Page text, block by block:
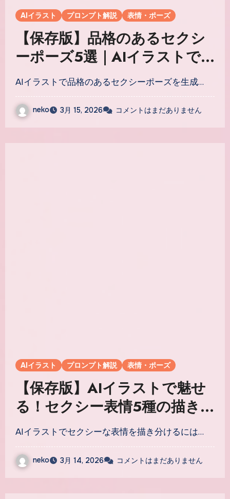
AIイラスト プロンプト解説 表情・ポーズ
【保存版】品格のあるセクシ
ーポーズ5選｜AIイラストで
魅力的なポーズを生成するプ
ロンプト徹底解説
AIイラストで品格のあるセクシーポーズを生成…
neko 3月 15, 2026 コメントはまだありません
AIイラスト プロンプト解説 表情・ポーズ
【保存版】AIイラストで魅せ
る！セクシー表情5種の描き分
け完全ガイド
AIイラストでセクシーな表情を描き分けるには…
neko 3月 14, 2026 コメントはまだありません